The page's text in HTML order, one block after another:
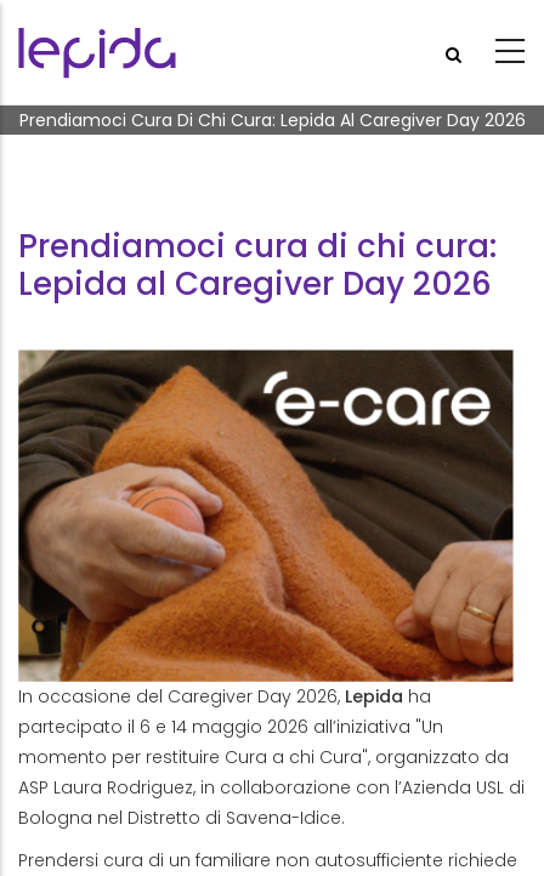
Briciole di pane
Prendiamoci Cura Di Chi Cura: Lepida Al Caregiver Day 2026
Prendiamoci cura di chi cura:
Lepida al Caregiver Day 2026
In occasione del Caregiver Day 2026, Lepida ha
partecipato il 6 e 14 maggio 2026 all’iniziativa "Un
momento per restituire Cura a chi Cura", organizzato da
ASP Laura Rodriguez, in collaborazione con l’Azienda USL di
Bologna nel Distretto di Savena-Idice.
Prendersi cura di un familiare non autosufficiente richiede